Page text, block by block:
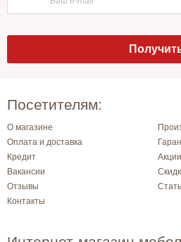
Посетителям:
О магазине
Оплата и доставка
Кредит
Акции
Вакансии
Отзывы
Контакты